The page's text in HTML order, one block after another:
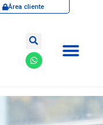
Área cliente